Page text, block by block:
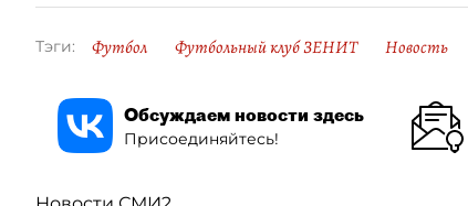
Тэги: Футбол Футбольный клуб ЗЕНИТ Новость
Обсуждаем новости здесь
Присоединяйтесь!